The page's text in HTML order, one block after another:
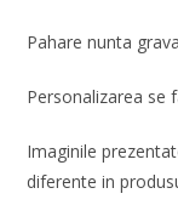
Pahare nunta
Personalizarea se
Imaginile
diferente in